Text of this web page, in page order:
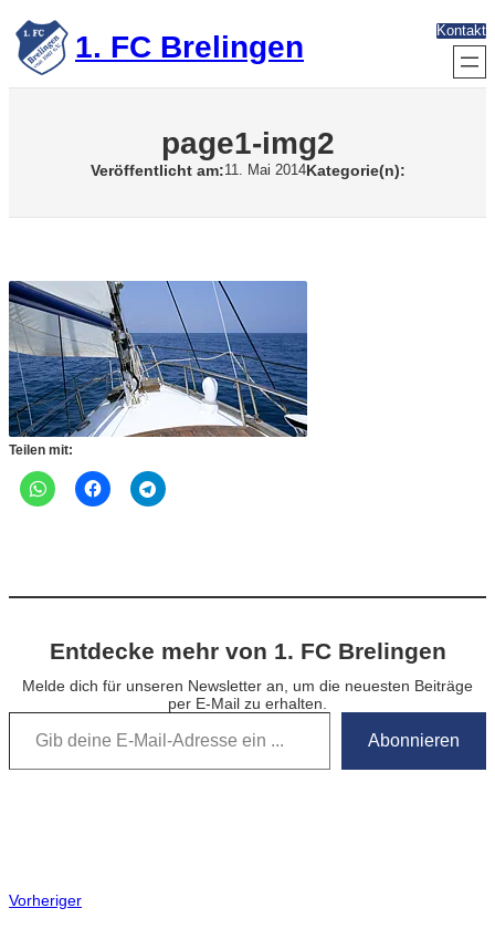
Zum
Inhalt
springen 1. FC Brelingen Kontakt
page1-img2
Veröffentlicht am:11. Mai 2014Kategorie(n):
Teilen mit:
Entdecke mehr von 1. FC Brelingen
Melde dich für unseren Newsletter an, um die neuesten Beiträge
per E-Mail zu erhalten.
Gib deine E-Mail-Adresse ein …
Abonnieren
Vorheriger